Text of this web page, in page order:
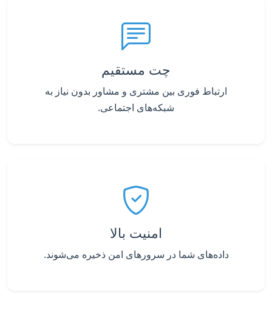
چت مستقیم
ارتباط فوری بین مشتری و مشاور بدون نیاز به
شبکه‌های اجتماعی.
امنیت بالا
داده‌های شما در سرورهای امن ذخیره می‌شوند.